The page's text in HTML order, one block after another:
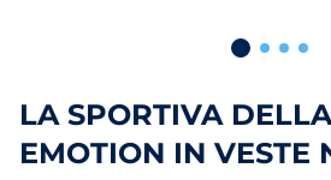
LA SPORTIVA
EMOTION IN VESTE